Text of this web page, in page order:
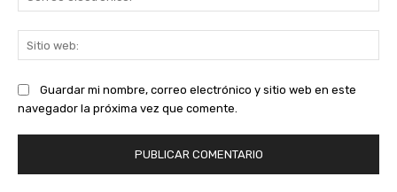
Guardar mi nombre, correo electrónico y sitio web en este
navegador la próxima vez que comente.